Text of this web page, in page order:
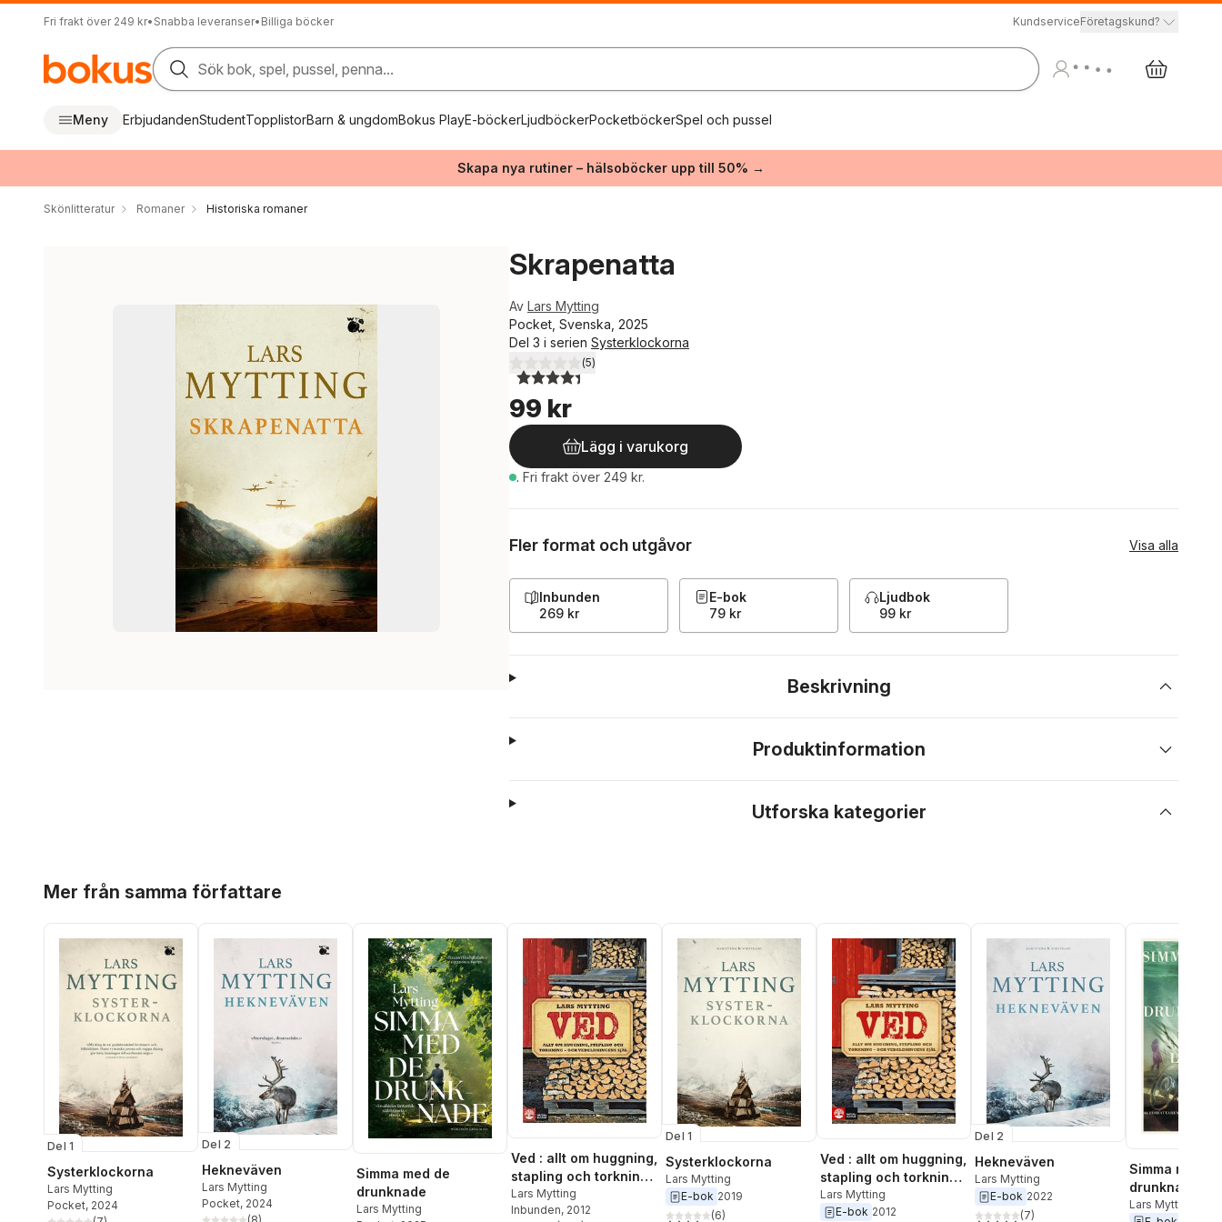
Fri frakt över 249 kr• Snabba leveranser• Billiga böcker KundserviceFöretagskund?
Sök bok, spel, pussel, penna...
Meny ErbjudandenStudentTopplistorBarn & ungdomBokus PlayE-böckerLjudböckerPocketböckerSpel och pussel
Skapa nya rutiner – hälsoböcker upp till 50% →
Skönlitteratur Romaner Historiska romaner
Skrapenatta
Av Lars Mytting
Pocket, Svenska, 2025
Del 3 i serien Systerklockorna
4,4utav 5 stjärnor. Totalt antal röster:
(5)
99 kr
Lägg i varukorg
. Fri frakt över 249 kr.
Fler format och utgåvor Visa alla
Inbunden
269 kr
E-bok
79 kr
Ljudbok
99 kr
Beskrivning
Produktinformation
Utforska kategorier
Mer från samma författare
Del 1
Systerklockorna
Lars Mytting
Pocket, 2024
Del 2
Hekneväven
Lars Mytting
Pocket, 2024
Simma med de
drunknade
Lars Mytting
Ved : allt om huggning,
stapling och torkning -
och vedeldningens
själ
Lars Mytting
Inbunden, 2012
Del 1
Systerklockorna
Lars Mytting
E-bok 2019
(6)
Ved : allt om huggning,
stapling och torkning -
och vedeldningens
själ
Lars Mytting
E-bok 2012
Del 2
Hekneväven
Lars Mytting
E-bok 2022
(7)
Simma med de
drunknade
Lars Mytting